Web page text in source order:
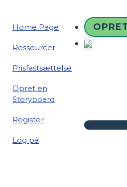
Home Page
Ressourcer
Prisfastsættelse
Opret en
Storyboard
Register
Log på